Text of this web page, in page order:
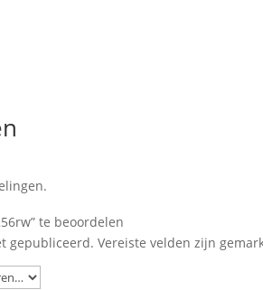
te beoordelen
gepubliceerd. Vereiste velden zijn